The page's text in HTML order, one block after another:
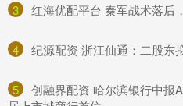
3 红海优配平台 秦军战术落后
4 纪源配资 浙江仙通：二股东
5
创融界配资 哈尔滨银行中报